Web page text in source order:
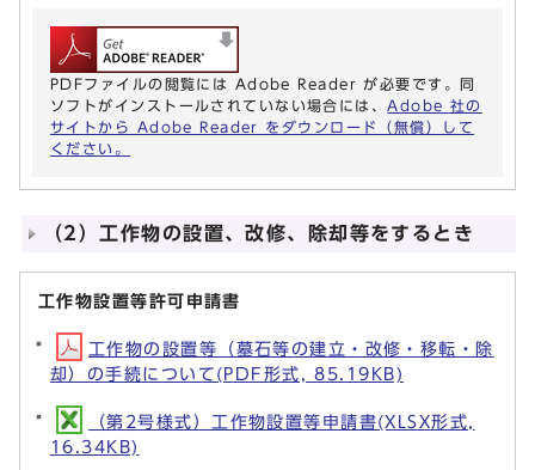
PDFファイルの閲覧には Adobe Reader が必要です。同
ソフトがインストールされていない場合には、 Adobe 社の
サイトから Adobe Reader をダウンロード（無償）して
ください。
（2）工作物の設置、改修、除却等をするとき
工作物設置等許可申請書
工作物の設置等（墓石等の建立・改修・移転・除
却）の手続について(PDF形式, 85.19KB)
（第2号様式）工作物設置等申請書(XLSX形式,
16.34KB)